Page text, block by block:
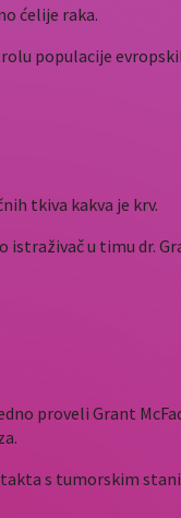
ćelije raka.
populacije
tkiva kakva je krv.
u timu dr.
proveli Grant
s tumorskim